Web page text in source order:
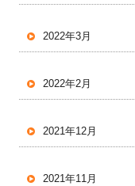
2022年3月
2022年2月
2021年12月
2021年11月